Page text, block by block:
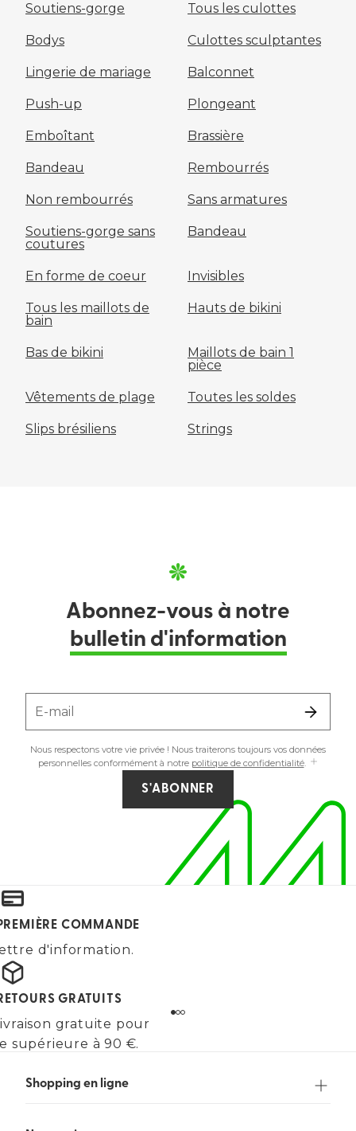
Soutiens-gorge Tous les culottes
Bodys Culottes sculptantes
Lingerie de mariage Balconnet
Push-up Plongeant
Emboîtant Brassière
Bandeau Rembourrés
Non rembourrés Sans armatures
Soutiens-gorge sans
coutures
Bandeau
En forme de coeur Invisibles
Tous les maillots de
bain
Hauts de bikini
Bas de bikini
Maillots de bain 1
pièce
Vêtements de plage Toutes les soldes
Slips brésiliens Strings
Abonnez-vous à notre
bulletin d'information
E-mail
Nous respectons votre vie privée ! Nous traiterons toujours vos données
personnelles conformément à notre politique de confidentialité.
S'ABONNER
COMMANDE
d'information.
GRATUITS
gratuite pour
supérieure à 90 €.
Shopping en ligne